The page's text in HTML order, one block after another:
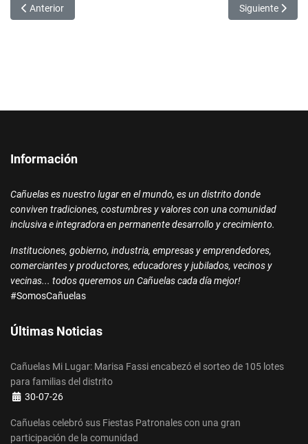
Artículo anterior: Marisa Fassi participó de la celebración de
Anterior Artículo
Siguiente
Información
Cañuelas es nuestro lugar en el mundo, es un distrito donde
conviven tradiciones, costumbres y valores con una comunidad
inclusiva e integradora en permanente desarrollo y crecimiento.
Instituciones, gobierno, industria, empresas y emprendedores,
comerciantes y productores, educadores y jubilados, vecinos y
vecinas... todos queremos un Cañuelas cada día mejor!
#SomosCañuelas
Últimas Noticias
Cañuelas Mi Lugar: Marisa Fassi encabezó el sorteo de 105 lotes
para familias del distrito
Detalles
30-07-26
Cañuelas celebró sus Fiestas Patronales con una gran
participación de la comunidad